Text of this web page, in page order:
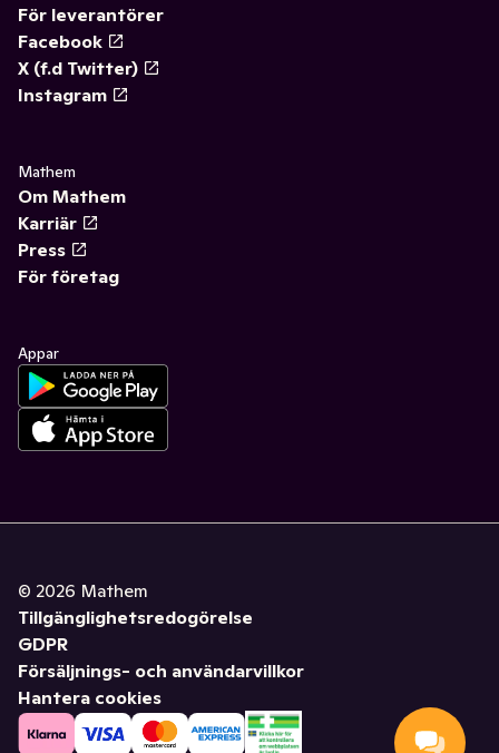
För leverantörer
Facebook
X (f.d Twitter)
Instagram
Mathem
Om Mathem
Karriär
Press
För företag
Appar
© 2026 Mathem
Tillgänglighetsredogörelse
GDPR
Försäljnings- och användarvillkor
Hantera cookies